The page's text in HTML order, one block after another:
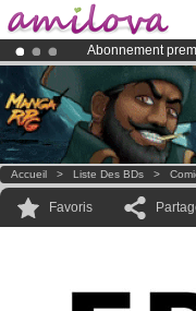
Abonnement
LeKickstarter
Déjà 134393
Accueil > Liste Des BDs >
Favoris